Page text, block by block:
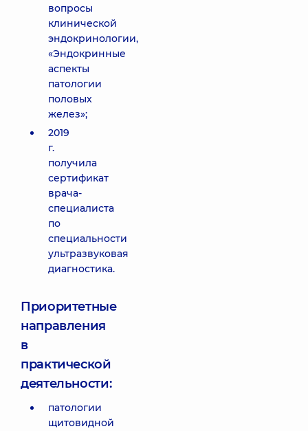
вопросы
клинической
эндокринологии,
«Эндокринные
аспекты
патологии
половых
желез»;
2019
г.
получила
сертификат
врача-
специалиста
по
специальности
ультразвуковая
диагностика.
Приоритетные
направления
в
практической
деятельности:
патологии
щитовидной